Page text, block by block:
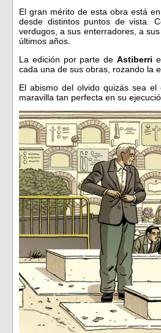
El gran mérito de esta obra está
desde distintos puntos de vista.
verdugos, a sus enterradores, a
últimos años.
La edición por parte deAstiberri
cada una de sus obras, rozando la
El abismo del olvido quizás sea el
maravilla tan perfecta en su